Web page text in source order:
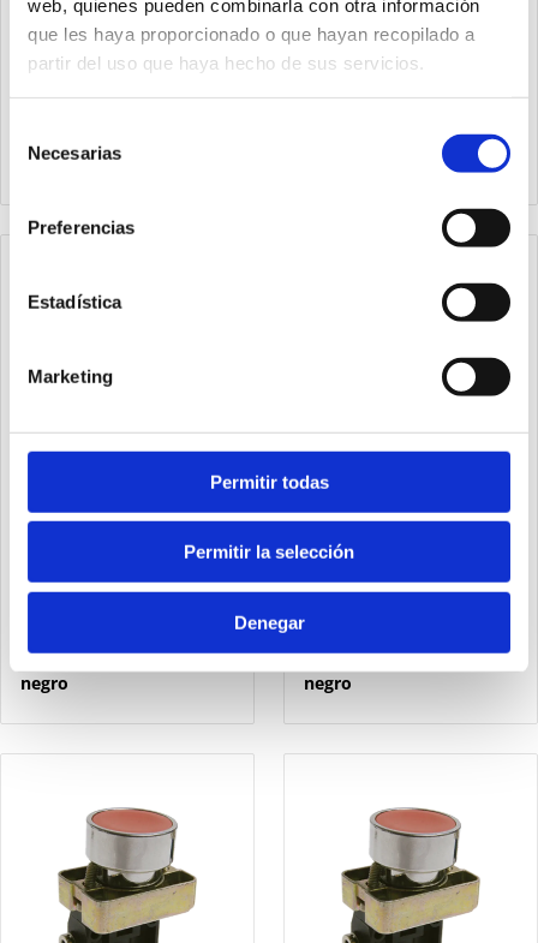
web, quienes pueden combinarla con otra información
que les haya proporcionado o que hayan recopilado a
partir del uso que haya hecho de sus servicios.
Necesarias
Preferencias
Estadística
Marketing
Permitir todas
Permitir la selección
Denegar
104.32.6.22-1.LC
pulsador digital - muelle
rojo
104.32.6.22-1.PC
pulsador digital - muelle
pulsador digital - muelle
negro
104.32.6.22-2.LC
pulsador digital - muelle
negro